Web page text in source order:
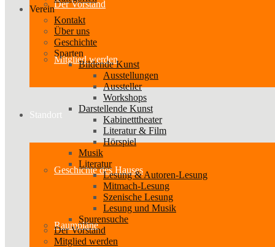
Der Vorstand
Mitglied werden
Standort
Geschichte des Hauses
Raumpläne
Verein
Kontakt
Über uns
Geschichte
Sparten
Bildende Kunst
Ausstellungen
Aussteller
Workshops
Darstellende Kunst
Kabinetttheater
Literatur & Film
Hörspiel
Musik
Literatur
Lesung & Autoren-Lesung
Mitmach-Lesung
Szenische Lesung
Lesung und Musik
Spurensuche
Der Vorstand
Mitglied werden